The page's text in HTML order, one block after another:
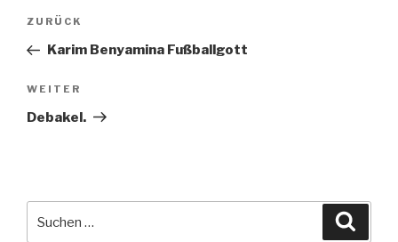
Beitragsnavigation
Vorheriger
Beitrag
ZURÜCK
Karim Benyamina Fußballgott
Nächster
Beitrag
WEITER
Debakel.
nach: